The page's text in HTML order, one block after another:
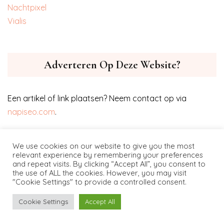
‎Nachtpixel
‎Vialis
Adverteren Op Deze Website?
Een artikel of link plaatsen? Neem contact op via
napiseo.com.
Project-of-design.nl © copyright 2021
We use cookies on our website to give you the most
relevant experience by remembering your preferences
and repeat visits. By clicking “Accept All”, you consent to
the use of ALL the cookies. However, you may visit
"Cookie Settings" to provide a controlled consent.
Cookie Settings Accept All